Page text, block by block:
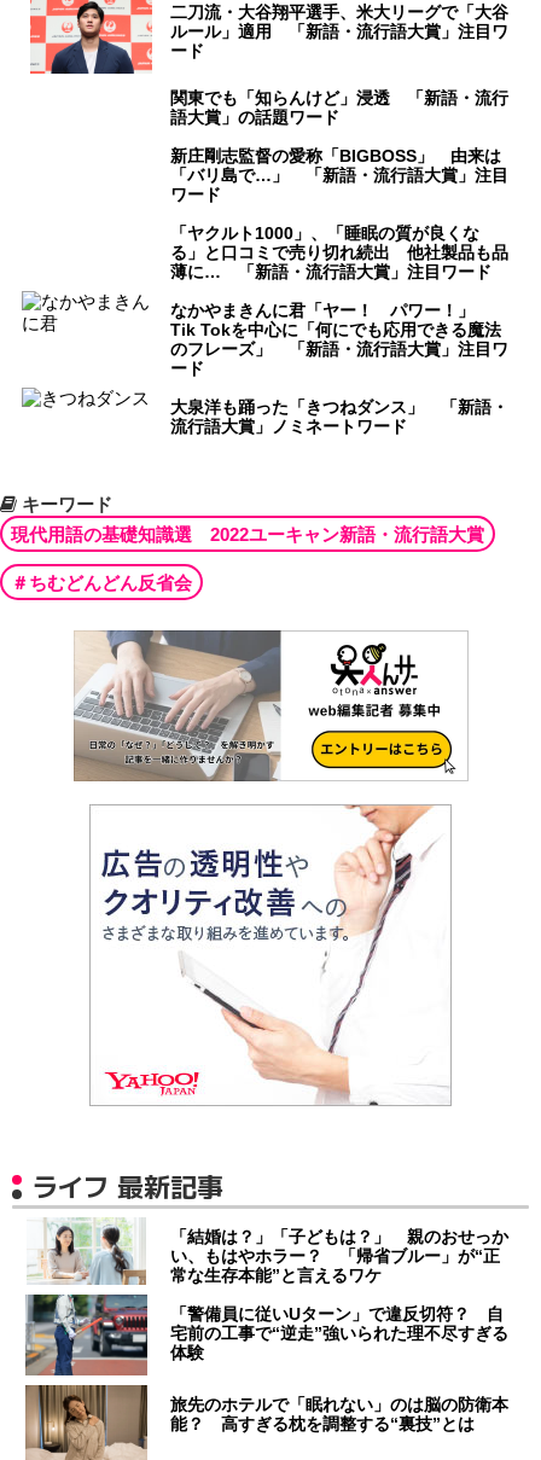
二刀流・大谷翔平選手、米大リーグで「大谷
ルール」適用 「新語・流行語大賞」注目ワ
ード
関東でも「知らんけど」浸透 「新語・流行
語大賞」の話題ワード
新庄剛志監督の愛称「BIGBOSS」 由来は
「バリ島で…」 「新語・流行語大賞」注目
ワード
「ヤクルト1000」、「睡眠の質が良くな
る」と口コミで売り切れ続出 他社製品も品
薄に… 「新語・流行語大賞」注目ワード
なかやまきんに君「ヤー！ パワー！」
Tik Tokを中心に「何にでも応用できる魔法
のフレーズ」 「新語・流行語大賞」注目ワ
ード
大泉洋も踊った「きつねダンス」 「新語・
流行語大賞」ノミネートワード
キーワード
現代用語の基礎知識選 2022ユーキャン新語・流行語大賞
＃ちむどんどん反省会
ライフ 最新記事
「結婚は？」「子どもは？」 親のおせっか
い、もはやホラー？ 「帰省ブルー」が“正
常な生存本能”と言えるワケ
「警備員に従いUターン」で違反切符？ 自
宅前の工事で“逆走”強いられた理不尽すぎる
体験
旅先のホテルで「眠れない」のは脳の防衛本
能？ 高すぎる枕を調整する“裏技”とは